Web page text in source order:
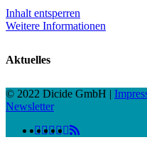
Inhalt entsperren
Weitere Informationen
Aktuelles
© 2022 Dicide GmbH |
Newsletter
twitter
facebook
linkedinyoutube
RSS
instagram
spotify
vk